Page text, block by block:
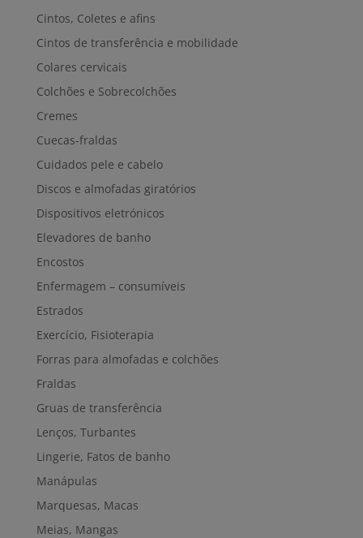
Cintos, Coletes e afins
Cintos de transferência e mobilidade
Colares cervicais
Colchões e Sobrecolchões
Cremes
Cuecas-fraldas
Cuidados pele e cabelo
Discos e almofadas giratórios
Dispositivos eletrónicos
Elevadores de banho
Encostos
Enfermagem – consumíveis
Estrados
Exercício, Fisioterapia
Forras para almofadas e colchões
Fraldas
Gruas de transferência
Lenços, Turbantes
Lingerie, Fatos de banho
Manápulas
Marquesas, Macas
Meias, Mangas